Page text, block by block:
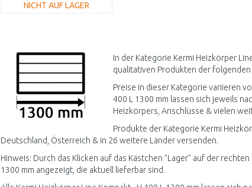
NICHT AUF LAGER
Vergleichen
In der Kategorie Kermi Heizkörper
qualitativen Produkten der folgenden
Preise in dieser Kategorie variieren
400 L 1300 mm lassen sich jeweils
Heizkörpers, Anschlüsse & vielen
Produkte der Kategorie Kermi
Deutschland, Österreich & in 26 weitere Länder versenden.
Hinweis: Durch das Klicken auf das Kästchen "Lager" auf der
1300 mm angezeigt, die aktuell lieferbar sind.